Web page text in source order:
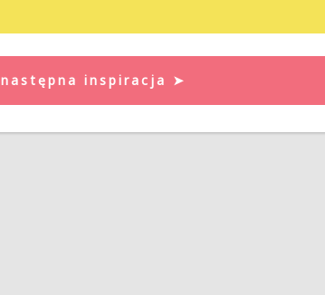
następna inspiracja ➤